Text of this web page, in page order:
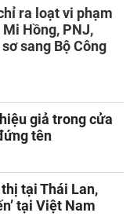
ra loạt vi phạm
Hồng, PNJ,
sang Bộ Công
giả trong cửa
tên
tại Thái Lan,
tại Việt Nam